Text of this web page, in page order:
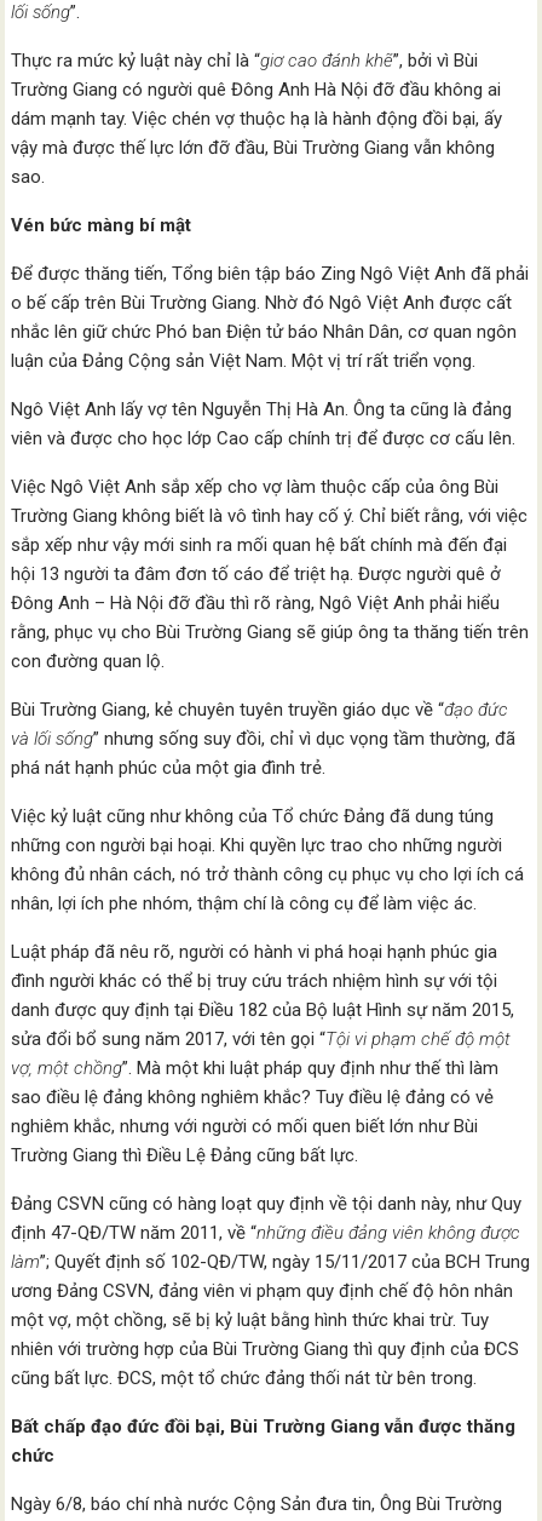
lối sống”.
Thực ra mức kỷ luật này chỉ là “giơ cao đánh khẽ”, bởi vì Bùi
Trường Giang có người quê Đông Anh Hà Nội đỡ đầu không ai
dám mạnh tay. Việc chén vợ thuộc hạ là hành động đồi bại, ấy
vậy mà được thế lực lớn đỡ đầu, Bùi Trường Giang vẫn không
sao.
Vén bức màng bí mật
Để được thăng tiến, Tổng biên tập báo Zing Ngô Việt Anh đã phải
o bế cấp trên Bùi Trường Giang. Nhờ đó Ngô Việt Anh được cất
nhắc lên giữ chức Phó ban Điện tử báo Nhân Dân, cơ quan ngôn
luận của Đảng Cộng sản Việt Nam. Một vị trí rất triển vọng.
Ngô Việt Anh lấy vợ tên Nguyễn Thị Hà An. Ông ta cũng là đảng
viên và được cho học lớp Cao cấp chính trị để được cơ cấu lên.
Việc Ngô Việt Anh sắp xếp cho vợ làm thuộc cấp của ông Bùi
Trường Giang không biết là vô tình hay cố ý. Chỉ biết rằng, với việc
sắp xếp như vậy mới sinh ra mối quan hệ bất chính mà đến đại
hội 13 người ta đâm đơn tố cáo để triệt hạ. Được người quê ở
Đông Anh – Hà Nội đỡ đầu thì rõ ràng, Ngô Việt Anh phải hiểu
rằng, phục vụ cho Bùi Trường Giang sẽ giúp ông ta thăng tiến trên
con đường quan lộ.
Bùi Trường Giang, kẻ chuyên tuyên truyền giáo dục về “đạo đức
và lối sống” nhưng sống suy đồi, chỉ vì dục vọng tầm thường, đã
phá nát hạnh phúc của một gia đình trẻ.
Việc kỷ luật cũng như không của Tổ chức Đảng đã dung túng
những con người bại hoại. Khi quyền lực trao cho những người
không đủ nhân cách, nó trở thành công cụ phục vụ cho lợi ích cá
nhân, lợi ích phe nhóm, thậm chí là công cụ để làm việc ác.
Luật pháp đã nêu rõ, người có hành vi phá hoại hạnh phúc gia
đình người khác có thể bị truy cứu trách nhiệm hình sự với tội
danh được quy định tại Điều 182 của Bộ luật Hình sự năm 2015,
sửa đổi bổ sung năm 2017, với tên gọi “Tội vi phạm chế độ một
vợ, một chồng”. Mà một khi luật pháp quy định như thế thì làm
sao điều lệ đảng không nghiêm khắc? Tuy điều lệ đảng có vẻ
nghiêm khắc, nhưng với người có mối quen biết lớn như Bùi
Trường Giang thì Điều Lệ Đảng cũng bất lực.
Đảng CSVN cũng có hàng loạt quy định về tội danh này, như Quy
định 47-QĐ/TW năm 2011, về “những điều đảng viên không được
làm”; Quyết định số 102-QĐ/TW, ngày 15/11/2017 của BCH Trung
ương Đảng CSVN, đảng viên vi phạm quy định chế độ hôn nhân
một vợ, một chồng, sẽ bị kỷ luật bằng hình thức khai trừ. Tuy
nhiên với trường hợp của Bùi Trường Giang thì quy định của ĐCS
cũng bất lực. ĐCS, một tổ chức đảng thối nát từ bên trong.
Bất chấp đạo đức đồi bại, Bùi Trường Giang vẫn được thăng
chức
Ngày 6/8, báo chí nhà nước Cộng Sản đưa tin, Ông Bùi Trường